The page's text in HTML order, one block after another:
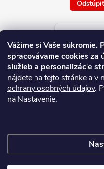
Vážime si Vaše súkromie.
spracovávame cookies za
služieb a personalizácie
nájdete na tejto stránke a v
ochrany osobných údajov.
na Nastavenie.
platné
Copyright 2026